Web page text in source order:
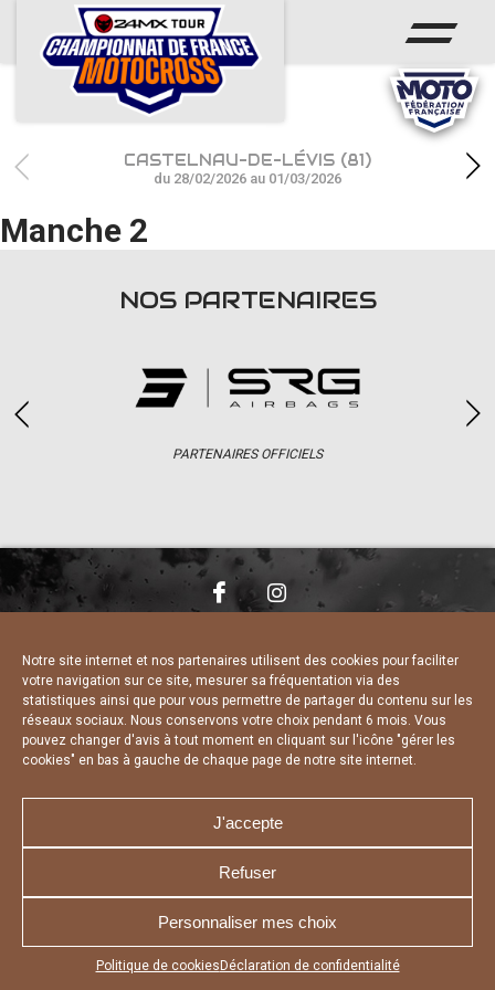
Notre site internet et nos partenaires utilisent des cookies pour faciliter
votre navigation sur ce site, mesurer sa fréquentation via des
statistiques ainsi que pour vous permettre de partager du contenu sur les
réseaux sociaux. Nous conservons votre choix pendant 6 mois. Vous
pouvez changer d'avis à tout moment en cliquant sur l'icône "gérer les
cookies" en bas à gauche de chaque page de notre site internet.
J'accepte
Refuser
Personnaliser mes choix
Politique de cookies Déclaration de confidentialité
Appuyez sur le bouton partager en bas de votre
ACCUEIL
ACTUS
CALENDRIER
RÉSULTATS
PHOTOS / WEB TV
CASTELNAU-DE-LÉVIS (81)
du 28/02/2026 au 01/03/2026
Manche 2
NOS PARTENAIRES
PARTENAIRES OFFICIELS
CHARTE DE CONFIDENTIALITÉ
DÉCLARATION DE CONFIDENTIALITÉ
POLITIQUE D’UTILISATION DES COOKIES
RÉALISÉ PAR L’AGENCE WEB A3 WEB